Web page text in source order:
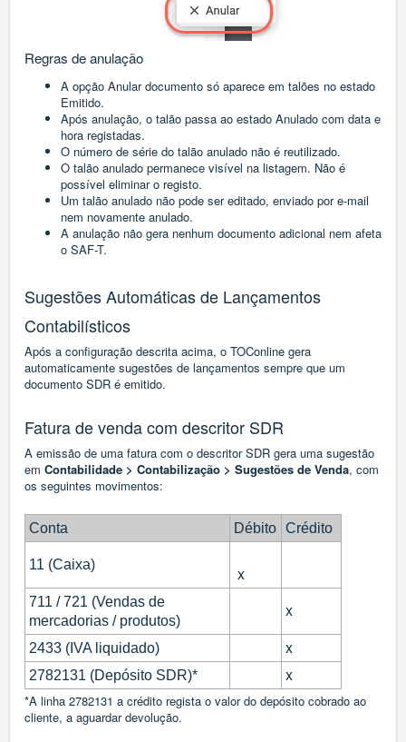
Regras de anulação
A opção Anular documento só aparece em talões no estado
Emitido.
Após anulação, o talão passa ao estado Anulado com data e
hora registadas.
O número de série do talão anulado não é reutilizado.
O talão anulado permanece visível na listagem. Não é
possível eliminar o registo.
Um talão anulado não pode ser editado, enviado por e-mail
nem novamente anulado.
A anulação não gera nenhum documento adicional nem afeta
o SAF-T.
Sugestões Automáticas de Lançamentos
Contabilísticos
Após a configuração descrita acima, o TOConline gera
automaticamente sugestões de lançamentos sempre que um
documento SDR é emitido.
Fatura de venda com descritor SDR
A emissão de uma fatura com o descritor SDR gera uma sugestão
em Contabilidade > Contabilização > Sugestões de Venda, com
os seguintes movimentos:
Conta Débito Crédito
11 (Caixa) x
711 / 721 (Vendas de
mercadorias / produtos)
x
2433 (IVA liquidado) x
2782131 (Depósito SDR)* x
*A linha 2782131 a crédito regista o valor do depósito cobrado ao
cliente, a aguardar devolução.